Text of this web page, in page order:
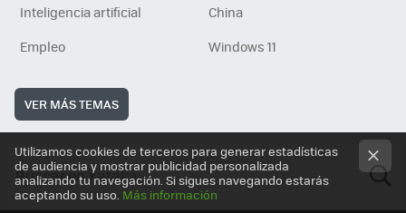
Inteligencia artificial
China
Empleo
Windows 11
VER MÁS TEMAS
Utilizamos cookies de terceros para generar estadísticas
de audiencia y mostrar publicidad personalizada
analizando tu navegación. Si sigues navegando estarás
aceptando su uso. Más información